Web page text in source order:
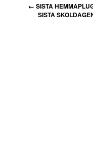
← SISTA
SISTA